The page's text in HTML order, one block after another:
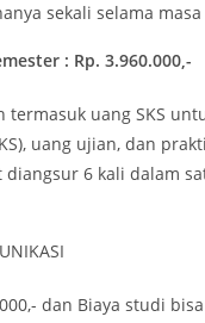
sekali selama
: Rp. 3.960.000,-
uang SKS
uang ujian, dan
diangsur 6 kali dalam
dan Biaya studi